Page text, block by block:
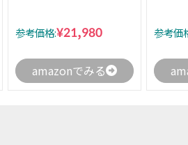
参考価格:¥21,980
amazonでみる
参考価